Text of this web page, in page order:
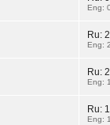
Eng:
Ru:
Eng:
Ru:
Eng:
Ru:
Eng: